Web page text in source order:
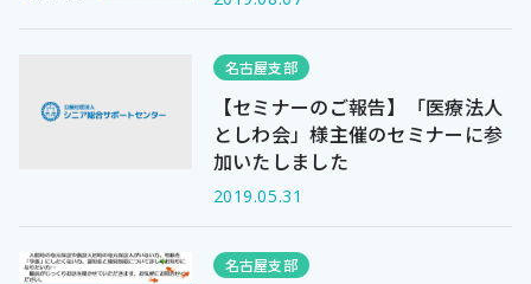
名古屋支部
【セミナーのご報告】「医療法人
としわ会」様主催のセミナーに参
加いたしました
2019.05.31
名古屋支部